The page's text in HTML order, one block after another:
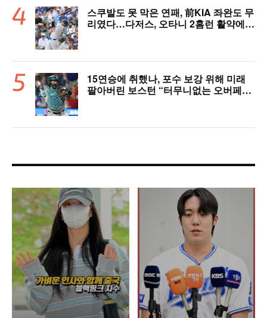
스쿠발도 못 막은 연패, 前KIA 좌완도 무
리였다…다저스, 오타니 2홈런 활약에도
15연승에 취했나, 포수 보강 위해 미래
팔아버린 보스턴 “터무니없는 오버페